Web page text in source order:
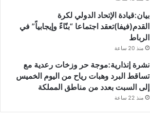
بيان:قيادة الإتحاد الدولي لكرة
القدم(فيفا)تعقد اجتماعا “بنّاءً وإيجابياً” في
الرباط
منذ 20 ساعة
نشرة إنذارية:موجة حر وزخات رعدية مع
تساقط البرد وهبات رياح من اليوم الخميس
إلى السبت بعدد من مناطق المملكة
منذ 22 ساعة